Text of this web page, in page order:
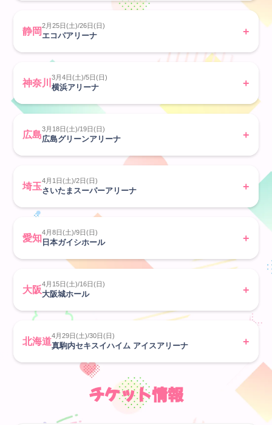
静岡
2月25日(土)/26日(日)
エコパアリーナ
神奈川
3月4日(土)/5日(日)
横浜アリーナ
広島
3月18日(土)/19日(日)
広島グリーンアリーナ
埼玉
4月1日(土)/2日(日)
さいたまスーパーアリーナ
愛知
4月8日(土)/9日(日)
日本ガイシホール
大阪
4月15日(土)/16日(日)
大阪城ホール
北海道
4月29日(土)/30日(日)
真駒内セキスイハイム アイスアリーナ
チケット情報